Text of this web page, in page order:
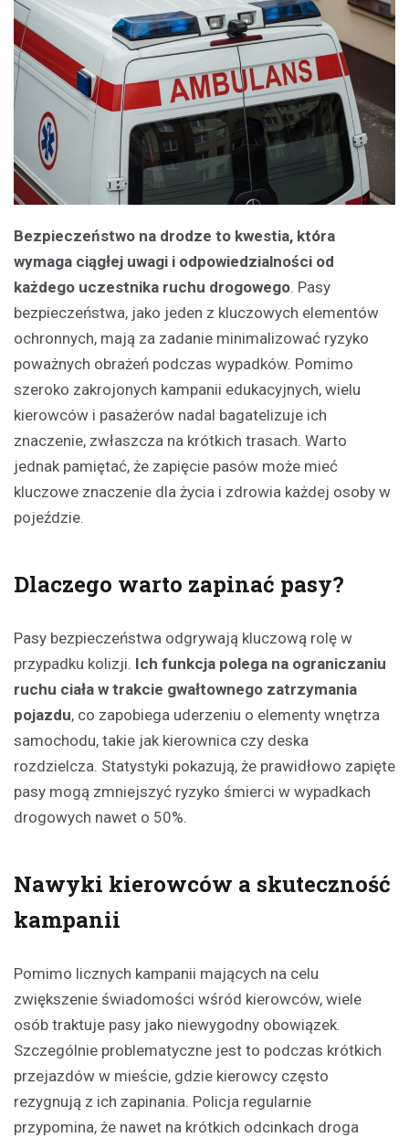
Bezpieczeństwo na drodze to kwestia, która
wymaga ciągłej uwagi i odpowiedzialności od
każdego uczestnika ruchu drogowego. Pasy
bezpieczeństwa, jako jeden z kluczowych elementów
ochronnych, mają za zadanie minimalizować ryzyko
poważnych obrażeń podczas wypadków. Pomimo
szeroko zakrojonych kampanii edukacyjnych, wielu
kierowców i pasażerów nadal bagatelizuje ich
znaczenie, zwłaszcza na krótkich trasach. Warto
jednak pamiętać, że zapięcie pasów może mieć
kluczowe znaczenie dla życia i zdrowia każdej osoby w
pojeździe.
Dlaczego warto zapinać pasy?
Pasy bezpieczeństwa odgrywają kluczową rolę w
przypadku kolizji. Ich funkcja polega na ograniczaniu
ruchu ciała w trakcie gwałtownego zatrzymania
pojazdu, co zapobiega uderzeniu o elementy wnętrza
samochodu, takie jak kierownica czy deska
rozdzielcza. Statystyki pokazują, że prawidłowo zapięte
pasy mogą zmniejszyć ryzyko śmierci w wypadkach
drogowych nawet o 50%.
Nawyki kierowców a skuteczność
kampanii
Pomimo licznych kampanii mających na celu
zwiększenie świadomości wśród kierowców, wiele
osób traktuje pasy jako niewygodny obowiązek.
Szczególnie problematyczne jest to podczas krótkich
przejazdów w mieście, gdzie kierowcy często
rezygnują z ich zapinania. Policja regularnie
przypomina, że nawet na krótkich odcinkach droga